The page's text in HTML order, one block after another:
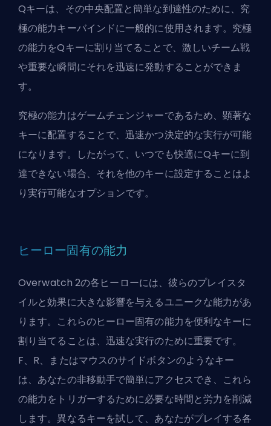
Qキーは、その中央配置と簡単な到達性のために、究
極の能力キーバインドに一般的に使用されます。究極
の能力をQキーに割り当てることで、激しいチーム戦
や重要な瞬間にそれを迅速に発動することができま
す。
究極の能力はゲームチェンジャーであるため、顕著な
キーに配置することで、迅速かつ決定的な実行が可能
になります。したがって、いつでも快適にQキーに到
達できない場合、それを他のキーに設定することはよ
り実行可能なオプションです。
ヒーロー固有の能力
Overwatch 2の各ヒーローには、彼らのプレイスタ
イルと効果に大きな影響を与えるユニークな能力があ
ります。これらのヒーロー固有の能力を便利なキーに
割り当てることは、迅速な実行のために重要です。
F、R、またはマウスのサイドボタンのようなキー
は、あなたの非移動手で簡単にアクセスでき、これら
の能力をトリガーするために必要な時間と労力を削減
します。異なるキーを試して、あなたがプレイする各